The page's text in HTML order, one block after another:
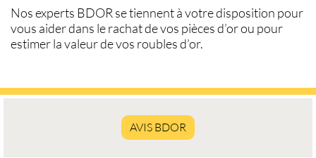
Nos experts BDOR se tiennent à votre disposition pour
vous aider dans lerachat de vos pièces d’orou pour
estimer la valeur de vos roubles d’or.
AVIS BDOR